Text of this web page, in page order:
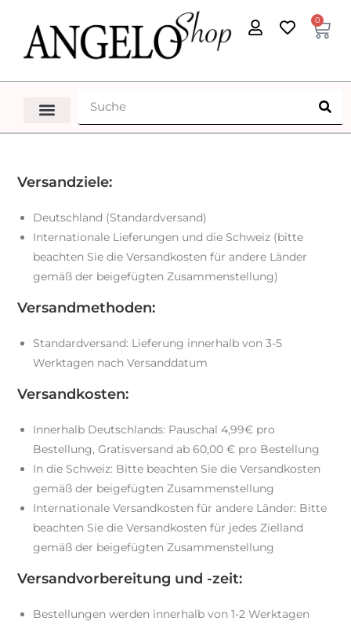
0
Versandziele:
Deutschland (Standardversand)
Internationale Lieferungen und die Schweiz (bitte
beachten Sie die Versandkosten für andere Länder
gemäß der beigefügten Zusammenstellung)
Versandmethoden:
Standardversand: Lieferung innerhalb von 3-5
Werktagen nach Versanddatum
Versandkosten:
Innerhalb Deutschlands: Pauschal 4,99€ pro
Bestellung, Gratisversand ab 60,00 € pro Bestellung
In die Schweiz: Bitte beachten Sie die Versandkosten
gemäß der beigefügten Zusammenstellung
Internationale Versandkosten für andere Länder: Bitte
beachten Sie die Versandkosten für jedes Zielland
gemäß der beigefügten Zusammenstellung
Versandvorbereitung und -zeit:
Bestellungen werden innerhalb von 1-2 Werktagen